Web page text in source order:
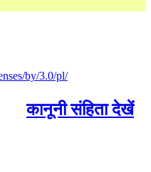
by/3.0/pl/
कानूनी संहिता देखें